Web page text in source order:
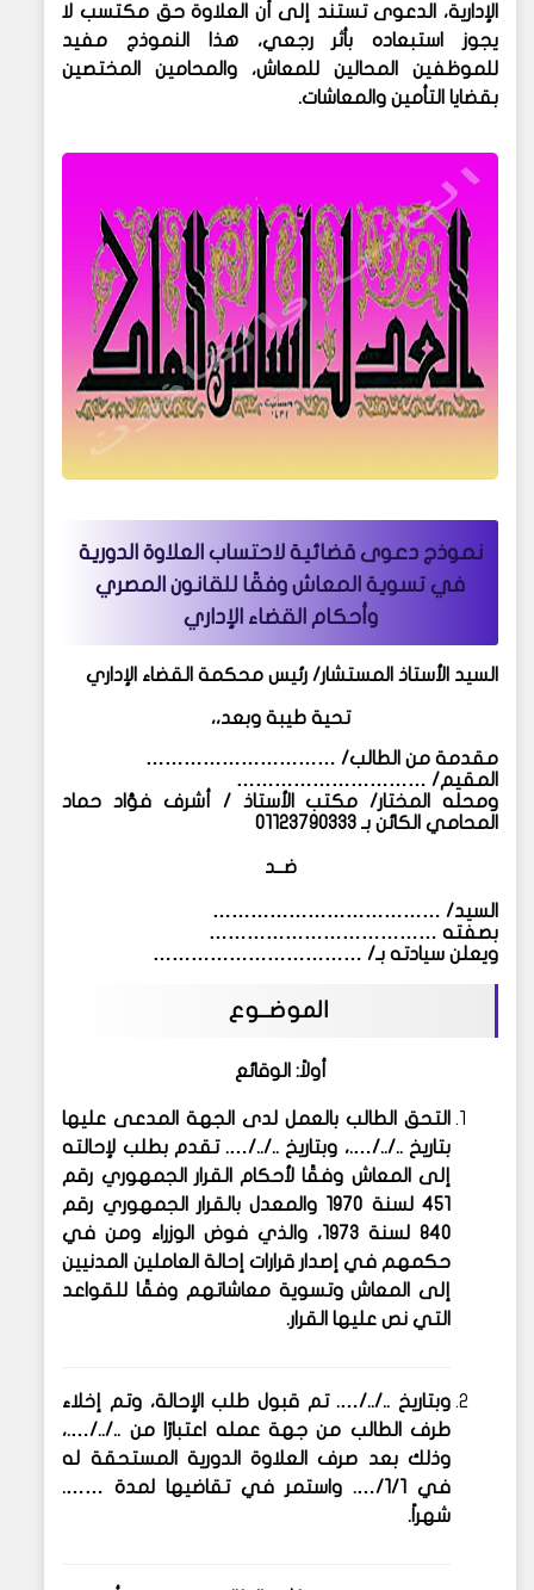
الإدارية، الدعوى تستند إلى أن العلاوة حق مكتسب لا
يجوز استبعاده بأثر رجعي، هذا النموذج مفيد
للموظفين المحالين للمعاش، والمحامين المختصين
بقضايا التأمين والمعاشات.
نموذج دعوى قضائية لاحتساب العلاوة الدورية
في تسوية المعاش وفقًا للقانون المصري
وأحكام القضاء الإداري
السيد الأستاذ المستشار/ رئيس محكمة القضاء الإداري
تحية طيبة وبعد،،
مقدمة من الطالب/ …………………………
المقيم/ …………………………
ومحله المختار/ مكتب الأستاذ / أشرف فؤاد حماد
المحامي الكائن بـ 01123790333
ضــد
السيد/ ………………………………
بصفته ………………………………
ويعلن سيادته بـ/ ……………………………
الموضــوع
أولاً: الوقائع
التحق الطالب بالعمل لدى الجهة المدعى عليها
بتاريخ ../../….، وبتاريخ ../../…. تقدم بطلب لإحالته
إلى المعاش وفقًا لأحكام القرار الجمهوري رقم
451 لسنة 1970 والمعدل بالقرار الجمهوري رقم
840 لسنة 1973، والذي فوض الوزراء ومن في
حكمهم في إصدار قرارات إحالة العاملين المدنيين
إلى المعاش وتسوية معاشاتهم وفقًا للقواعد
التي نص عليها القرار.
وبتاريخ ../../…. تم قبول طلب الإحالة، وتم إخلاء
طرف الطالب من جهة عمله اعتبارًا من ../../….،
وذلك بعد صرف العلاوة الدورية المستحقة له
في 1/1/…. واستمر في تقاضيها لمدة …….
شهراً.